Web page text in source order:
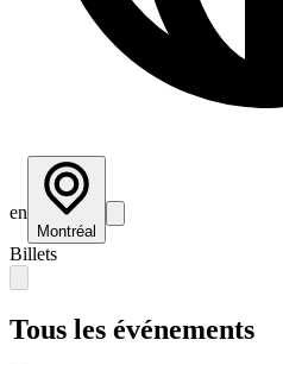
en
Montréal
Billets
Tous les événements